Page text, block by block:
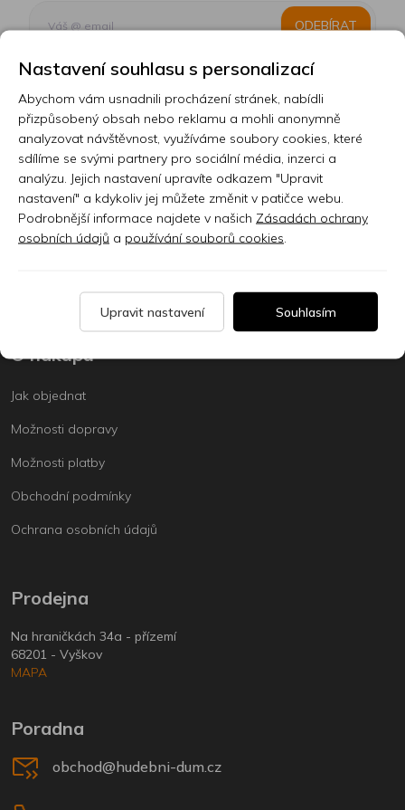
ODEBÍRAT
Kontakt
Prodejna
Sklady
Servis
O nákupu
Jak objednat
Možnosti dopravy
Možnosti platby
Obchodní podmínky
Ochrana osobních údajů
Prodejna
Na hraničkách 34a - přízemí
68201 - Vyškov
MAPA
Poradna
obchod@hudebni-dum.cz
Nastavení souhlasu s personalizací
Abychom vám usnadnili procházení stránek, nabídli
přizpůsobený obsah nebo reklamu a mohli anonymně
analyzovat návštěvnost, využíváme soubory cookies, které
sdílíme se svými partnery pro sociální média, inzerci a
analýzu. Jejich nastavení upravíte odkazem "Upravit
nastavení" a kdykoliv jej můžete změnit v patičce webu.
Podrobnější informace najdete v našich Zásadách ochrany
osobních údajů a používání souborů cookies
Upravit nastavení Souhlasím